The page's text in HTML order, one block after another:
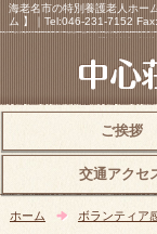
海老名市の特別養護老人ホー
ム 】｜Tel:046-231-7152
ご挨拶
交通アクセ
ホーム ボランティア